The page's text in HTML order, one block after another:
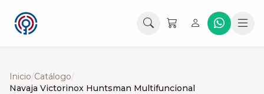
Inicio/Catálogo/
Navaja Victorinox Huntsman Multifuncional